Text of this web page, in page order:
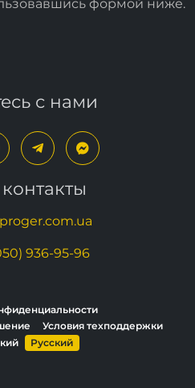
вы можете отправить
с нами
Условия техподдержки